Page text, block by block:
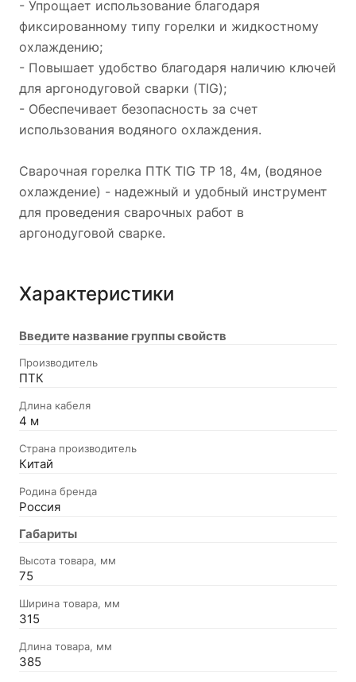
- Упрощает использование благодаря
фиксированному типу горелки и жидкостному
охлаждению;
- Повышает удобство благодаря наличию ключей
для аргонодуговой сварки (TIG);
- Обеспечивает безопасность за счет
использования водяного охлаждения.
Сварочная горелка ПТК TIG TP 18, 4м, (водяное
охлаждение) - надежный и удобный инструмент
для проведения сварочных работ в
аргонодуговой сварке.
Характеристики
Введите название группы свойств
Производитель
ПТК
Длина кабеля
4 м
Страна производитель
Китай
Родина бренда
Россия
Габариты
Высота товара, мм
75
Ширина товара, мм
315
Длина товара, мм
385